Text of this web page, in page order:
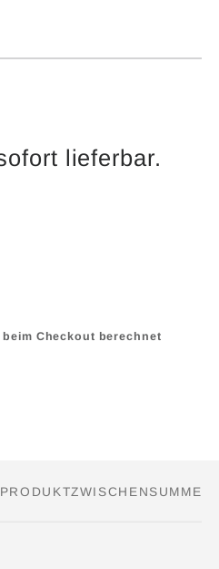
lieferbar.
Checkout berechnet
PRODUKTZWISCHENSUMME